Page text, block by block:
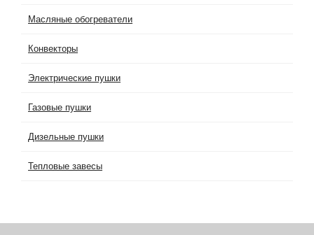
Масляные обогреватели
Конвекторы
Электрические пушки
Газовые пушки
Дизельные пушки
Тепловые завесы